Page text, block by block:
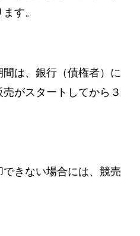
す。
は、銀行（債権者）に
売がスタートしてから３
きない場合には、競売